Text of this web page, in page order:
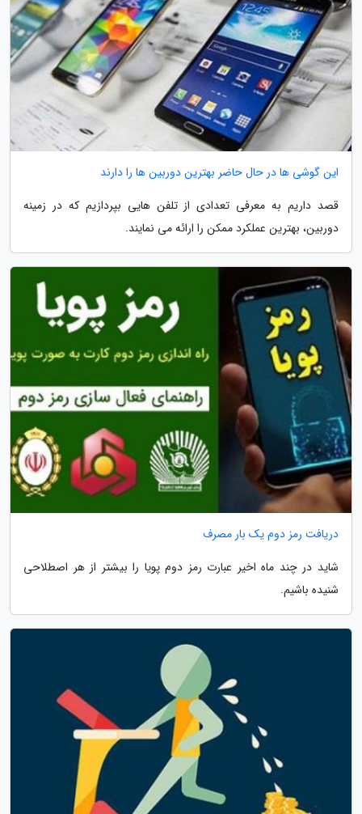
این گوشی ها در حال حاضر بهترین دوربین ها را دارند
قصد داریم به معرفی تعدادی از تلفن هایی بپردازیم که در زمینه
دوربین، بهترین عملکرد ممکن را ارائه می نمایند.
دریافت رمز دوم یک بار مصرف
شاید در چند ماه اخیر عبارت رمز دوم پویا را بیشتر از هر اصطلاحی
شنیده باشیم.